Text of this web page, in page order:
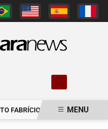
AUGUSTO FERREIRA
MENU